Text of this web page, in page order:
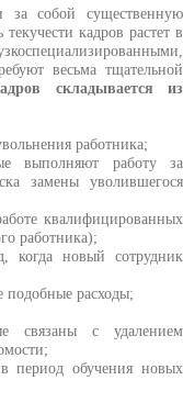
за собой существенную
кадров растет в
весьма тщательной
складывается из
работника;
выполняют работу за
замены уволившегося
квалифицированных
работника);
когда новый сотрудник
подобные расходы;
связаны с удалением
период обучения новых